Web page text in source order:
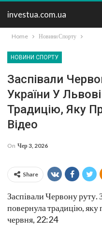
investua.com.ua
Home Новини Спорту
НОВИНИ СПОРТУ
Заспівали
України У
Традицію, Яку
Відео
On Чер 3, 2026
Share
Заспівали Червону руту.
повернула традицію,
червня, 22:24